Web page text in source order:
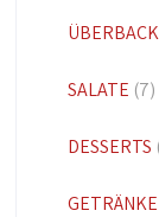
SALATE (7)
DESSERTS
GETRÄNKE